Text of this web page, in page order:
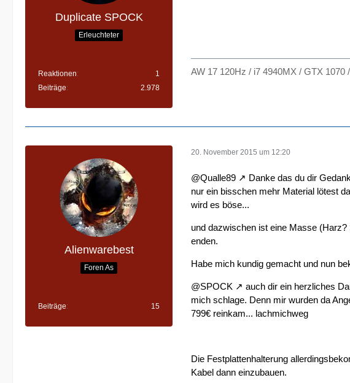
Duplicate SPOCK
Erleuchteter
Reaktionen
1
Beiträge
2.978
AW 17 120Hz / i7 4940MX / GTX 1070
Alienwarebest
Foren As
Beiträge 15
20. November 2015 um 12:20
@Qualle89
Danke das du dir
nur ein bisschen mehr Material lötest
wird es böse...
und dazwischen ist eine Masse
enden.
Habe mich kundig gemacht und nun
@SPOCK
auch dir ein herzliches
mich schlage. Denn mir wurden da
799€ reinkam... lachmichweg
Die Festplattenhalterung
Kabel dann einzubauen.